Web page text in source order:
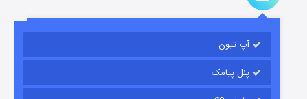
آپ تیون
پنل پیامک